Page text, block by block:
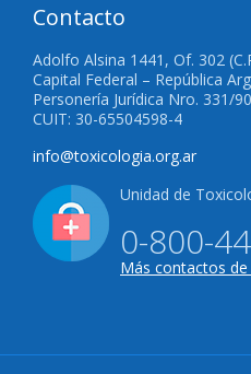
Contacto
Adolfo Alsina 1441, Of. 302
Capital Federal – República
Personería Jurídica Nro. 331/
CUIT: 30-65504598-4
info@toxicologia.org.ar
Unidad de
0-800-
Más contactos